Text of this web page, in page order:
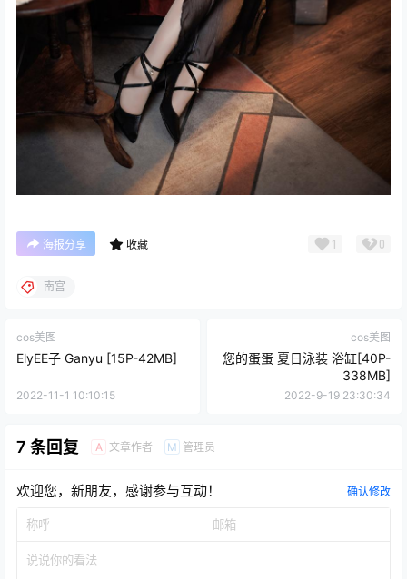
海报分享 收藏 1 0
南宫
cos美图
ElyEE子 Ganyu [15P-42MB]
2022-11-1 10:10:15
cos美图
您的蛋蛋 夏日泳装 浴缸[40P-
338MB]
2022-9-19 23:30:34
7 条回复 A 文章作者 M 管理员
欢迎您，新朋友，感谢参与互动！ 确认修改